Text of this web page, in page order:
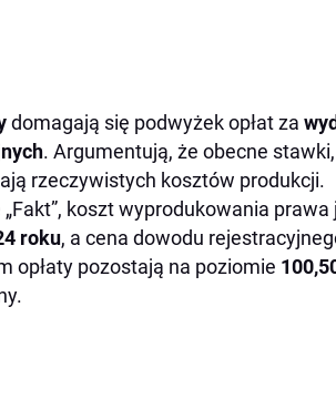
domagają się podwyżek opłat za
. Argumentują, że obecne
rzeczywistych kosztów produkcji.
koszt wyprodukowania prawa
roku, a cena dowodu
opłaty pozostają na poziomie